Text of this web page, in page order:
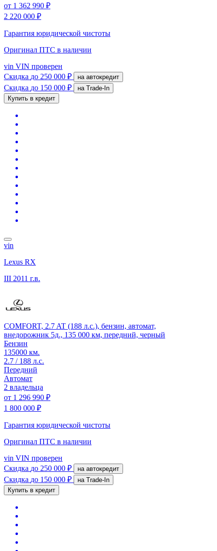
от 1 362 990 ₽
2 220 000 ₽
Гарантия юридической чистоты
Оригинал ПТС в наличии
vin VIN проверен
Скидка до 250 000 ₽ на автокредит
Скидка до 150 000 ₽
на Trade-In
Купить в кредит
vin
Lexus RX
III 2011 г.в.
COMFORT, 2.7 AT (188 л.с.), бензин, автомат,
внедорожник 5д., 135 000 км, передний, черный
Бензин
135000 км.
2.7 / 188 л.с.
Передний
Автомат
2 владельца
от 1 296 990 ₽
1 800 000 ₽
Гарантия юридической чистоты
Оригинал ПТС в наличии
vin VIN проверен
Скидка до 250 000 ₽ на автокредит
Скидка до 150 000 ₽
на Trade-In
Купить в кредит